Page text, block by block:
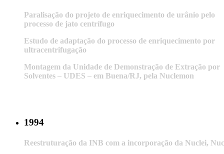
Paralisação do projeto de enriquecimento de urânio pelo
processo de jato centrífugo
Estudo de adaptação do processo de enriquecimento por
ultracentrifugação
Montagem da Unidade de Demonstração de Extração por
Solventes – UDES – em Buena/RJ, pela Nuclemon
1994
Reestruturação da INB com a incorporação da Nuclei,